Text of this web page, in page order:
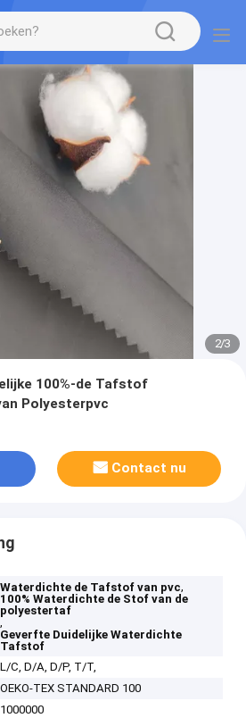
2/3
100%-de Tafstof
Polyesterpvc
Contact nu
Waterdichte de Tafstof van pvc,
100% Waterdichte de Stof van de
polyestertaf
,
Geverfte Duidelijke Waterdichte
Tafstof
L/C, D/A, D/P, T/T,
OEKO-TEX STANDARD 100
1000000